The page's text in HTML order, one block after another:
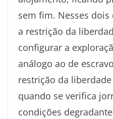
sem fim. Nesses dois
a restrição da
configurar a
análogo ao de
restrição da
quando se verifica
condições